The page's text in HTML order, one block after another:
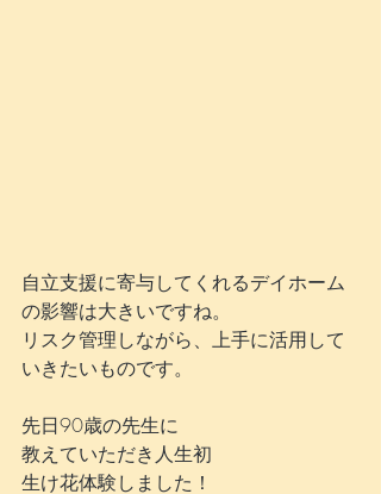
自立支援に寄与してくれるデイホーム
の影響は大きいですね。
リスク管理しながら、上手に活用して
いきたいものです。
先日90歳の先生に
教えていただき人生初
生け花体験しました！